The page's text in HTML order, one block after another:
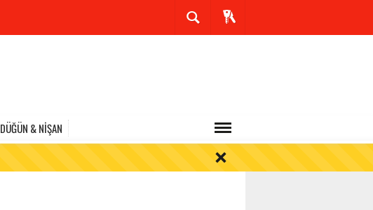
DÜĞÜN & NİŞAN